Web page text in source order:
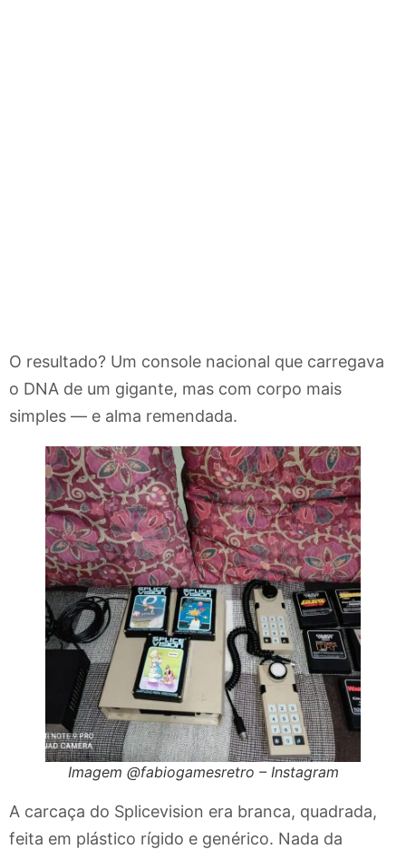
O resultado? Um console nacional que carregava
o DNA de um gigante, mas com corpo mais
simples — e alma remendada.
Imagem @fabiogamesretro – Instagram
A carcaça do Splicevision era branca, quadrada,
feita em plástico rígido e genérico. Nada da